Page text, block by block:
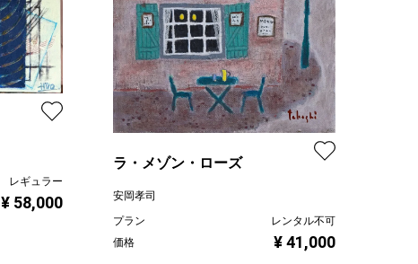
レギュラー
¥ 58,000
ラ・メゾン・ローズ
安岡孝司
プラン
レンタル不可
価格
¥ 41,000